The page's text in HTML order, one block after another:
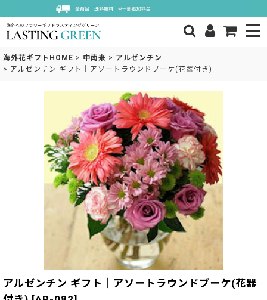
海外花ギフトHOME > 中南米 > アルゼンチン
> アルゼンチン ギフト｜アソートラウンドブーケ(花器付き)
アルゼンチン ギフト｜アソートラウンドブーケ(花器